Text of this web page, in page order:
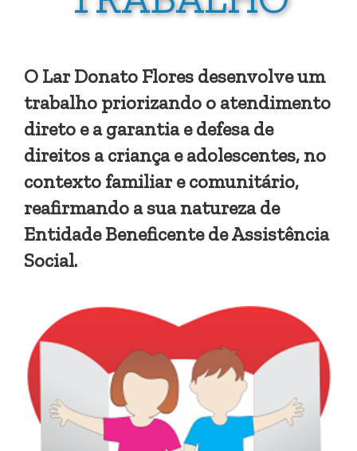
O Lar Donato Flores desenvolve um
trabalho priorizando o atendimento
direto e a garantia e defesa de
direitos a criança e adolescentes, no
contexto familiar e comunitário,
reafirmando a sua natureza de
Entidade Beneficente de Assistência
Social.